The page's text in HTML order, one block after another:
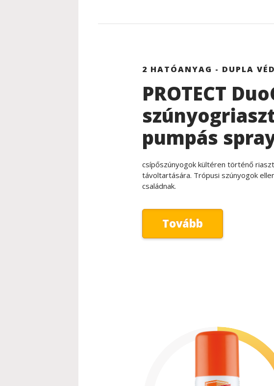
2 HATÓANYAG - DUPLA
PROTECT
pumpás
csípőszúnyogok kültéren történő
távoltartására. Trópusi szúnyogok
családnak.
Tovább